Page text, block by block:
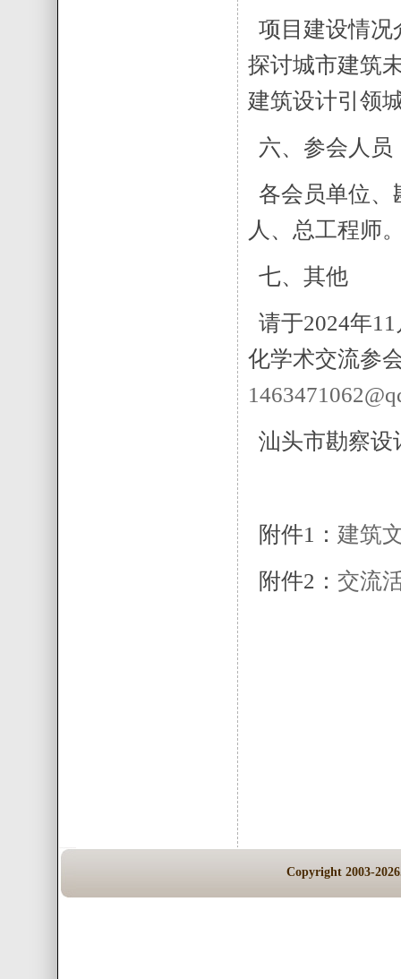
项目建设情况
探讨城市建筑
建筑设计引领
六、参会人员
各会员单位、
人、总工程师
七、其他
请于2024年
化学术交流参
汕头市勘察设
附件1： 建筑
附件2： 交流
Copyright 2003-